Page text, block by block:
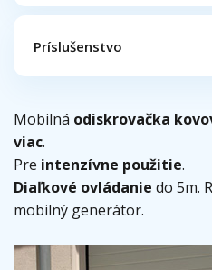
Príslušenstvo
Mobilná odiskrovačka
viac.
Pre intenzívne použitie.
Diaľkové ovládanie do 5m.
mobilný generátor.